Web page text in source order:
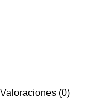
Valoraciones (0)